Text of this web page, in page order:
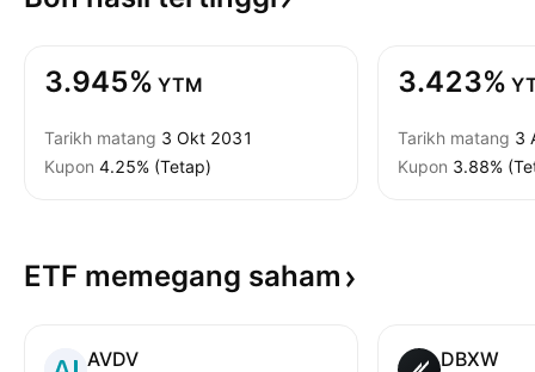
3.945% YTM
Tarikh matang 3 Okt 2031
Kupon 4.25% (Tetap)
3.423%
Tarikh matang 3
Kupon 3.88%
ETF memegang saham
AVDV DBXW